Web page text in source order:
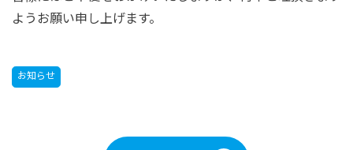
ようお願い申し上げます。
お知らせ